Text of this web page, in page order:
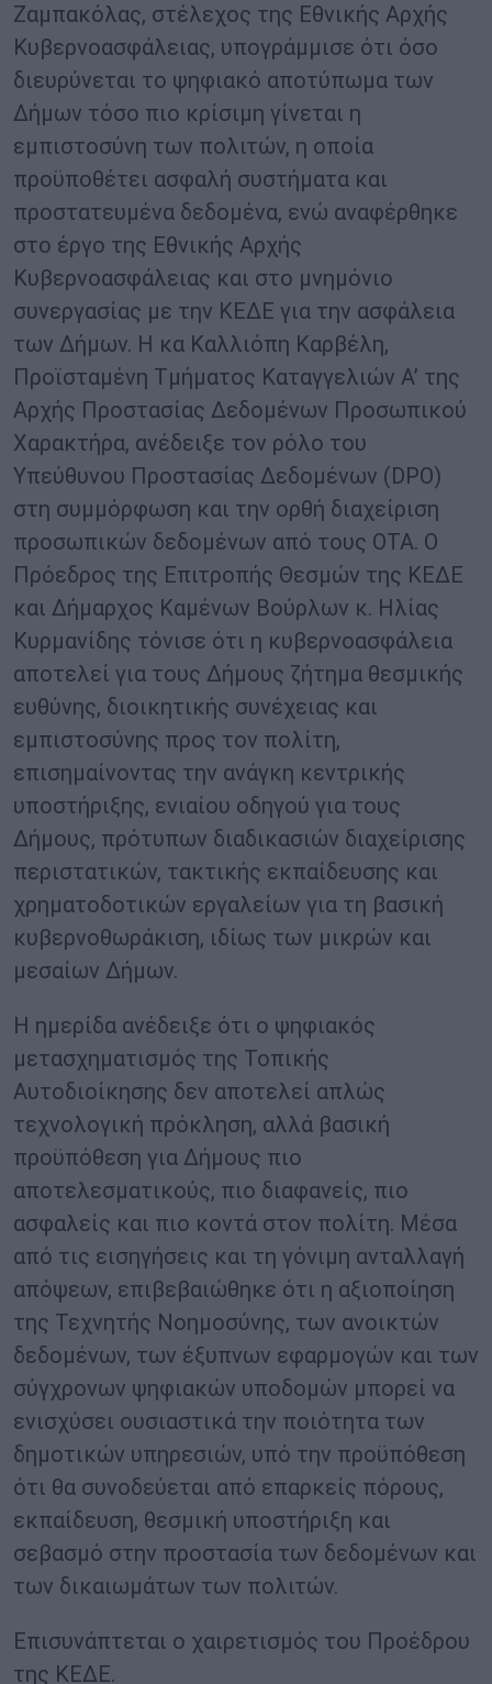
Ζαμπακόλας, στέλεχος της Εθνικής Αρχής
Κυβερνοασφάλειας, υπογράμμισε ότι όσο
διευρύνεται το ψηφιακό αποτύπωμα των
Δήμων τόσο πιο κρίσιμη γίνεται η
εμπιστοσύνη των πολιτών, η οποία
προϋποθέτει ασφαλή συστήματα και
προστατευμένα δεδομένα, ενώ αναφέρθηκε
στο έργο της Εθνικής Αρχής
Κυβερνοασφάλειας και στο μνημόνιο
συνεργασίας με την ΚΕΔΕ για την ασφάλεια
των Δήμων. Η κα Καλλιόπη Καρβέλη,
Προϊσταμένη Τμήματος Καταγγελιών Α’ της
Αρχής Προστασίας Δεδομένων Προσωπικού
Χαρακτήρα, ανέδειξε τον ρόλο του
Υπεύθυνου Προστασίας Δεδομένων (DPO)
στη συμμόρφωση και την ορθή διαχείριση
προσωπικών δεδομένων από τους ΟΤΑ. Ο
Πρόεδρος της Επιτροπής Θεσμών της ΚΕΔΕ
και Δήμαρχος Καμένων Βούρλων κ. Ηλίας
Κυρμανίδης τόνισε ότι η κυβερνοασφάλεια
αποτελεί για τους Δήμους ζήτημα θεσμικής
ευθύνης, διοικητικής συνέχειας και
εμπιστοσύνης προς τον πολίτη,
επισημαίνοντας την ανάγκη κεντρικής
υποστήριξης, ενιαίου οδηγού για τους
Δήμους, πρότυπων διαδικασιών διαχείρισης
περιστατικών, τακτικής εκπαίδευσης και
χρηματοδοτικών εργαλείων για τη βασική
κυβερνοθωράκιση, ιδίως των μικρών και
μεσαίων Δήμων.
Η ημερίδα ανέδειξε ότι ο ψηφιακός
μετασχηματισμός της Τοπικής
Αυτοδιοίκησης δεν αποτελεί απλώς
τεχνολογική πρόκληση, αλλά βασική
προϋπόθεση για Δήμους πιο
αποτελεσματικούς, πιο διαφανείς, πιο
ασφαλείς και πιο κοντά στον πολίτη. Μέσα
από τις εισηγήσεις και τη γόνιμη ανταλλαγή
απόψεων, επιβεβαιώθηκε ότι η αξιοποίηση
της Τεχνητής Νοημοσύνης, των ανοικτών
δεδομένων, των έξυπνων εφαρμογών και των
σύγχρονων ψηφιακών υποδομών μπορεί να
ενισχύσει ουσιαστικά την ποιότητα των
δημοτικών υπηρεσιών, υπό την προϋπόθεση
ότι θα συνοδεύεται από επαρκείς πόρους,
εκπαίδευση, θεσμική υποστήριξη και
σεβασμό στην προστασία των δεδομένων και
των δικαιωμάτων των πολιτών.
Επισυνάπτεται ο χαιρετισμός του Προέδρου
της ΚΕΔΕ.